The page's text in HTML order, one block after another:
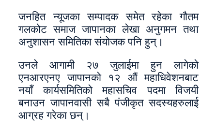
जनहित न्यूजका सम्पादक समेत रहेका गौतम
गलकोट समाज जापानका लेखा अनुगमन तथा
अनुशासन समितिका संयोजक पनि हुन्।
उनले आगामी २७ जुलाईमा हुन लागेको
एनआरएनए जापानको १२ औं महाधिवेशनबाट
नयाँ कार्यसमितिको महासचिव पदमा विजयी
बनाउन जापानवासी सबै पंजीकृत सदस्यहरुलाई
आग्रह गरेका छन्।